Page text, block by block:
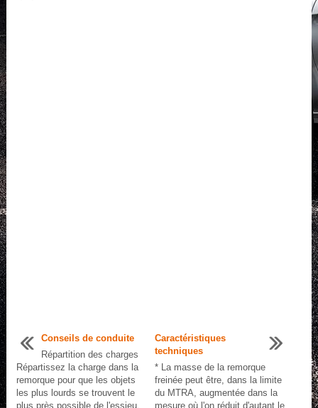
Conseils de conduite
Répartition des charges
Répartissez la charge dans la
remorque pour que les objets
les plus lourds se trouvent le
plus près possible de l'essieu,
Caractéristiques
techniques
* La masse de la remorque
freinée peut être, dans la limite
du MTRA, augmentée dans la
mesure où l'on réduit d'autant le